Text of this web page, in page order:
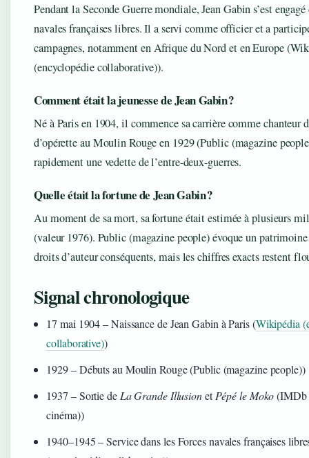
Pendant la Seconde Guerre mondiale, Jean Gabin s’est engagé
navales françaises libres. Il a servi comme officier et a
campagnes, notamment en Afrique du Nord et en Europe
(encyclopédie collaborative)).
Comment était la jeunesse de Jean Gabin ?
Né à Paris en 1904, il commence sa carrière comme chanteur
d’opérette au Moulin Rouge en 1929 (Public (magazine
rapidement une vedette de l’entre-deux-guerres.
Quelle était la fortune de Jean Gabin ?
Au moment de sa mort, sa fortune était estimée à plusieurs
(valeur 1976). Public (magazine people) évoque un
droits d’auteur conséquents, mais les chiffres exacts restent
Signal chronologique
17 mai 1904– Naissance de Jean Gabin à Paris (Wikipédia
collaborative))
1929– Débuts au Moulin Rouge (Public (magazine people))
1937 – Sortie de La Grande IllusionetPépé le Moko(IMDb
cinéma))
1940–1945– Service dans les Forces navales françaises